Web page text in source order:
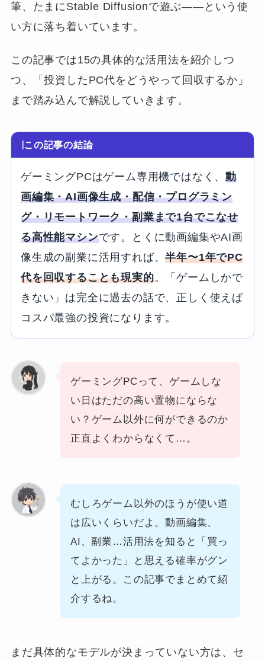
筆、たまにStable Diffusionで遊ぶ——という使
い方に落ち着いています。
この記事では15の具体的な活用法を紹介しつ
つ、「投資したPC代をどうやって回収するか」
まで踏み込んで解説していきます。
この記事の結論
ゲーミングPCはゲーム専用機ではなく、動
画編集・AI画像生成・配信・プログラミン
グ・リモートワーク・副業まで1台でこなせ
る高性能マシンです。とくに動画編集やAI画
像生成の副業に活用すれば、半年〜1年でPC
代を回収することも現実的。「ゲームしかで
きない」は完全に過去の話で、正しく使えば
コスパ最強の投資になります。
ゲーミングPCって、ゲームしな
い日はただの高い置物にならな
い？ゲーム以外に何ができるのか
正直よくわからなくて…。
むしろゲーム以外のほうが使い道
は広いくらいだよ。動画編集、
AI、副業…活用法を知ると「買っ
てよかった」と思える確率がグン
と上がる。この記事でまとめて紹
介するね。
まだ具体的なモデルが決まっていない方は、セ